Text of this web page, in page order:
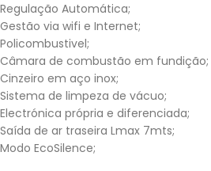
Regulação Automática;
Gestão via wifi e Internet;
Policombustivel;
Câmara de combustão em fundição;
Cinzeiro em aço inox;
Sistema de limpeza de vácuo;
Electrónica própria e diferenciada;
Saída de ar traseira Lmax 7mts;
Modo EcoSilence;